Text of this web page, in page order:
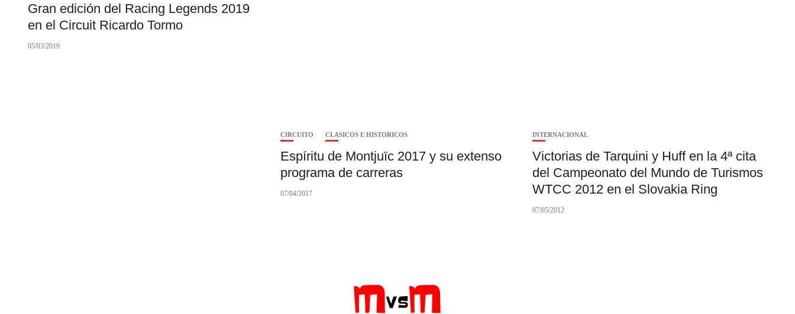
Gran edición del Racing Legends 2019
en el Circuit Ricardo Tormo
05/03/2019
CIRCUITO CLASICOS E HISTORICOS
Espíritu de Montjuïc 2017 y su extenso
programa de carreras
07/04/2017
INTERNACIONAL
Victorias de Tarquini y Huff en la 4ª cita
del Campeonato del Mundo de Turismos
WTCC 2012 en el Slovakia Ring
07/05/2012